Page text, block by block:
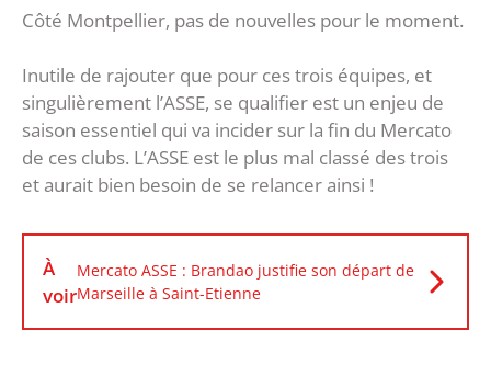
Côté Montpellier, pas de nouvelles pour le moment.
Inutile de rajouter que pour ces trois équipes, et
singulièrement l’ASSE, se qualifier est un enjeu de
saison essentiel qui va incider sur la fin du Mercato
de ces clubs. L’ASSE est le plus mal classé des trois
et aurait bien besoin de se relancer ainsi !
À
voir
Mercato ASSE : Brandao justifie son départ de
Marseille à Saint-Etienne